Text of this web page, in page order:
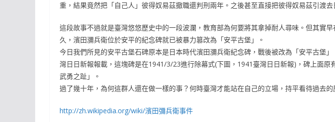
重，結果竟然把「自己人」彼得奴易茲撤職還判刑兩年。之後甚至直接把彼得奴易茲引渡去
這段故事不過就是臺灣悠悠歷史中的一段波瀾，教育部為何要將其拿掉耐人尋味。但其實
久，濱田瀰兵衛位於安平的紀念碑就已被暴力篡改為「安平古堡」。
今日我們所見的安平古堡石碑原本是日本時代濱田瀰兵衛紀念碑，戰後被改為「安平古堡
灣日日新報報載，這塊碑是在1941/3/23進行除幕式(下圖，1941臺灣日日新報)，碑上面原
武勇之趾」。
過了幾十年，為何這群人還在做一樣的事？何時臺灣才能站在自己的立場，持平看待過去的
http://zh.wikipedia.org/wiki/濱田彌兵衛事件